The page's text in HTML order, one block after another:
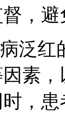
，
泛红
素
，